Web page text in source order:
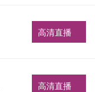
高清直播
高清直播